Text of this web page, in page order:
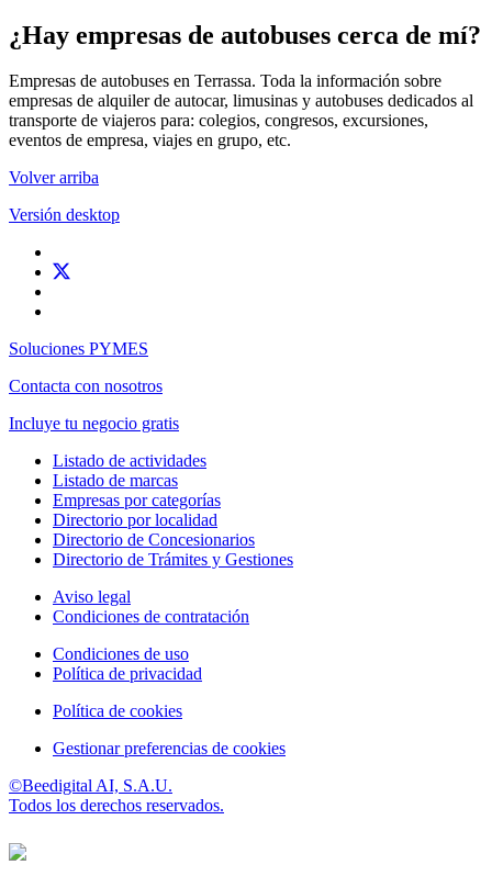
¿Hay empresas de autobuses cerca de mí?
Empresas de autobuses en Terrassa. Toda la información sobre
empresas de alquiler de autocar, limusinas y autobuses dedicados al
transporte de viajeros para: colegios, congresos, excursiones,
eventos de empresa, viajes en grupo, etc.
Volver arriba
Versión desktop
Soluciones PYMES
Contacta con nosotros
Incluye tu negocio gratis
Listado de actividades
Listado de marcas
Empresas por categorías
Directorio por localidad
Directorio de Concesionarios
Directorio de Trámites y Gestiones
Aviso legal
Condiciones de contratación
Condiciones de uso
Política de privacidad
Política de cookies
Gestionar preferencias de cookies
©Beedigital AI, S.A.U.
Todos los derechos reservados.